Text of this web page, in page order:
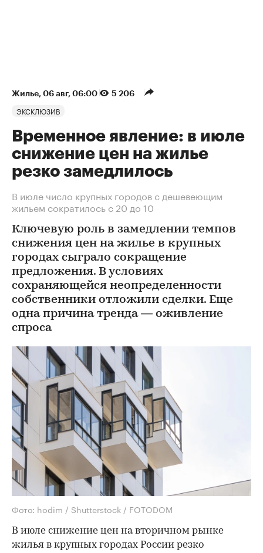
Жилье⁠, 06 авг, 06:00 5 206
ЭКСКЛЮЗИВ
Временное явление: в июле
снижение цен на жилье
резко замедлилось
В июле число крупных городов с дешевеющим
жильем сократилось с 20 до 10
Ключевую роль в замедлении темпов
снижения цен на жилье в крупных
городах сыграло сокращение
предложения. В условиях
сохраняющейся неопределенности
собственники отложили сделки. Еще
одна причина тренда — оживление
спроса
Фото: hodim / Shutterstock / FOTODOM
В июле снижение цен на вторичном рынке
жилья в крупных городах России резко